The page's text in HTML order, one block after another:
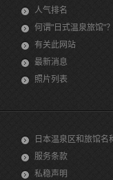
人气排名
何谓"日式温泉旅馆"？
有关此网站
最新消息
照片列表
日本温泉区和旅馆名
服务条款
私稳声明